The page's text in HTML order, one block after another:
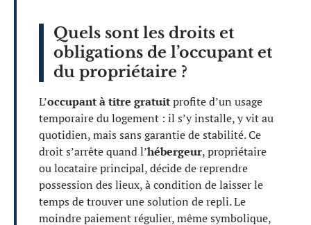
Quels sont les droits et
obligations de l’occupant et
du propriétaire ?
L’occupant à titre gratuitprofite d’un usage
temporaire du logement : il s’y installe, y vit au
quotidien, mais sans garantie de stabilité. Ce
droit s’arrête quand l’hébergeur, propriétaire
ou locataire principal, décide de reprendre
possession des lieux, à condition de laisser le
temps de trouver une solution de repli. Le
moindre paiement régulier, même symbolique,